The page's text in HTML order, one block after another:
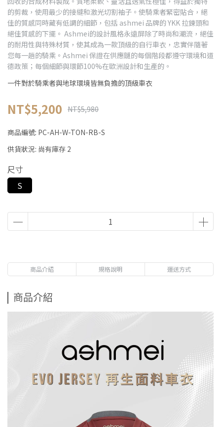
的剪裁，使用最少的接縫和激光切割袖子。使騎乘者緊密貼合，絕
佳的質感同時藏有低調的細節，包括 ashmei 品牌的 YKK 拉鍊頭和
絕佳質感的下擺。 Ashmei的設計風格永遠屏除了時尚和潮流，絕佳
的耐用性與特殊材質，使其成為一款頂級的自行車衣，忠實伴隨著
您每一趟的騎乘。Ashmei 保證在供應鏈的每個階段都遵守環境和道
德政策；每個細節與環節100%在歐洲設計和生產的。
一件對於騎乘者與地球環境皆無負擔的頂級車衣
NT$5,200 NT$5,980
商品編號: PC-AH-W-TON-RB-S
供貨狀況: 尚有庫存 2
尺寸
S
商品介紹 規格說明 運送方式
商品介紹